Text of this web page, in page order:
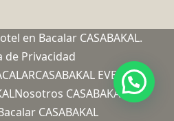
en Bacalar CASABAKAL.
de Privacidad
CASABAKAL EVENTOS
Nosotros CASABAKAL
CASABAKAL